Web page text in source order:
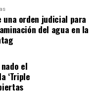
una orden judicial para
del agua en la
el
‘Triple